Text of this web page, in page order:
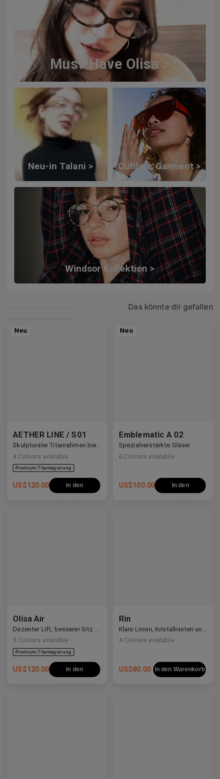
Must-Have Olisa >
Windsor Kollektion >
Neu-in Talani > Outdoor Garment >
Das könnte dir gefallen
Neu
AETHER LINE / S01
Skulpturaler Titanrahmen bietet ultraleichte Präzision.
4 Colours available
US$120.00 In den
Neu
Emblematic A 02
Spezialverstärkte Gläser
6 Colours available
US$100.00 In den
Olisa Air
Dezenter Lift, besserer Sitz — Vielseitigkeit für jedes Gesicht.
5 Colours available
US$120.00 In den
Rin
Klare Linien, Kristallnieten und ein leiser kosmischer Schimmer.
4 Colours available
US$80.00 In den Warenkorb